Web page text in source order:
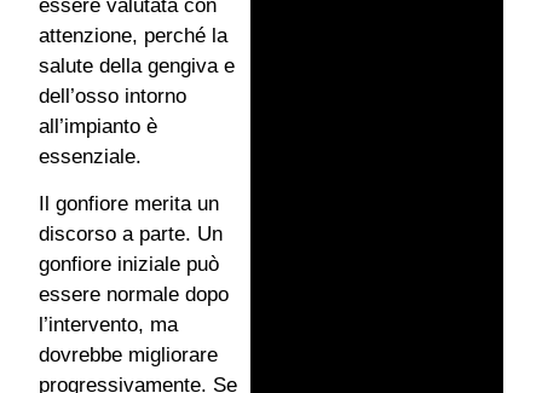
essere valutata con
attenzione, perché la
salute della gengiva e
dell’osso intorno
all’impianto è
essenziale.
Il gonfiore merita un
discorso a parte. Un
gonfiore iniziale può
essere normale dopo
l’intervento, ma
dovrebbe migliorare
progressivamente. Se